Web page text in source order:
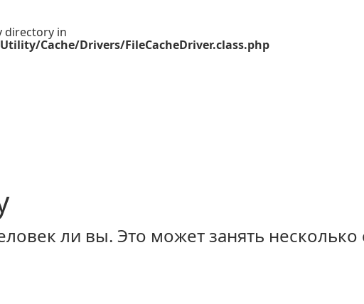
directory in
Cache/Drivers/FileCacheDriver.class.php
ли вы. Это может занять несколько